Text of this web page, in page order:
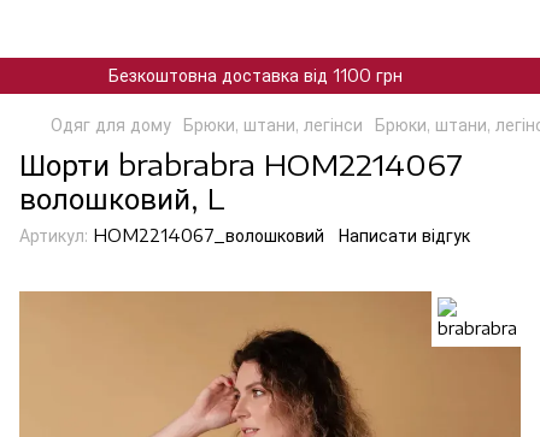
Безкоштовна доставка від 1100 грн
Одяг для дому Брюки, штани, легінси Брюки, штани,
Шорти brabrabra HOM2214067
волошковий, L
Артикул: HOM2214067_волошковий Написати відгук